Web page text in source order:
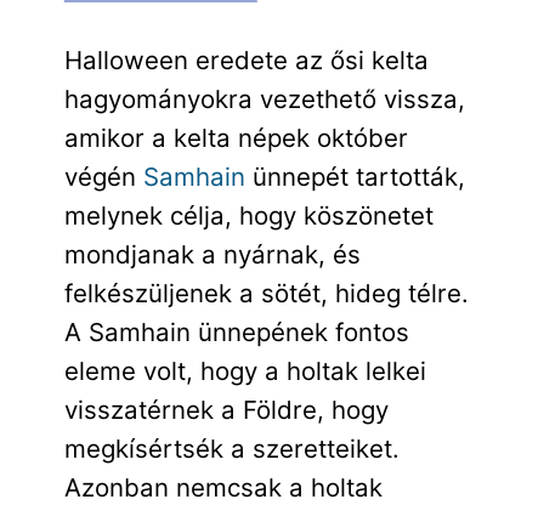
Halloween eredete az ősi kelta
hagyományokra vezethető vissza,
amikor a kelta népek október
végén Samhain ünnepét tartották,
melynek célja, hogy köszönetet
mondjanak a nyárnak, és
felkészüljenek a sötét, hideg télre.
A Samhain ünnepének fontos
eleme volt, hogy a holtak lelkei
visszatérnek a Földre, hogy
megkísértsék a szeretteiket.
Azonban nemcsak a holtak